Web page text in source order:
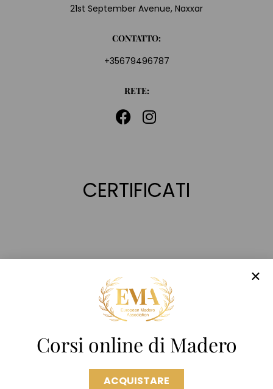
21st September Avenue, Naxxar
CONTATTO:
+35679496787
RETE:
CERTIFICATI
Corsi online di Madero
ACQUISTARE